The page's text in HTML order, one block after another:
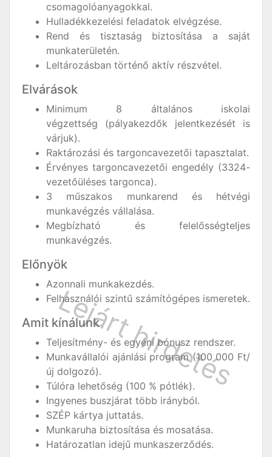
csomagolóanyagokkal.
Hulladékkezelési feladatok elvégzése.
Rend és tisztaság biztosítása a saját
munkaterületén.
Leltározásban történő aktív részvétel.
Elvárások
Minimum 8 általános iskolai
végzettség (pályakezdők jelentkezését is
várjuk).
Raktározási és targoncavezetői tapasztalat.
Érvényes targoncavezetői engedély (3324-
vezetőüléses targonca).
3 műszakos munkarend és hétvégi
munkavégzés vállalása.
Megbízható és felelősségteljes
munkavégzés.
Előnyök
Azonnali munkakezdés.
Felhasználói szintű számítógépes ismeretek.
Amit kínálunk
Teljesítmény- és egyéni bónusz rendszer.
Munkavállalói ajánlási program (100 000 Ft/
új dolgozó).
Túlóra lehetőség (100 % pótlék).
Ingyenes buszjárat több irányból.
SZÉP kártya juttatás.
Munkaruha biztosítása és mosatása.
Határozatlan idejű munkaszerződés.